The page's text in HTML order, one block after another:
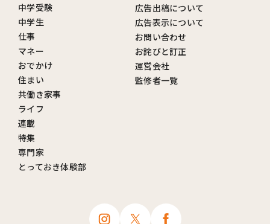
中学受験
中学生
仕事
マネー
おでかけ
住まい
共働き家事
ライフ
連載
特集
専門家
とっておき体験部
広告出稿について
広告表示について
お問い合わせ
お詫びと訂正
運営会社
監修者一覧